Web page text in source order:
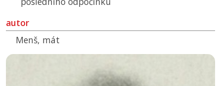
autor
Menš, mát